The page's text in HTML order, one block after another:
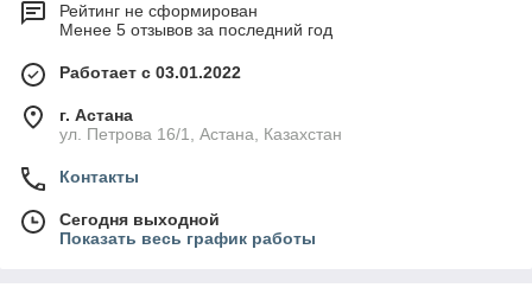
Рейтинг не сформирован
Менее 5 отзывов за последний год
Работает с 03.01.2022
г. Астана
ул. Петрова 16/1, Астана, Казахстан
Контакты
Сегодня выходной
Показать весь график работы